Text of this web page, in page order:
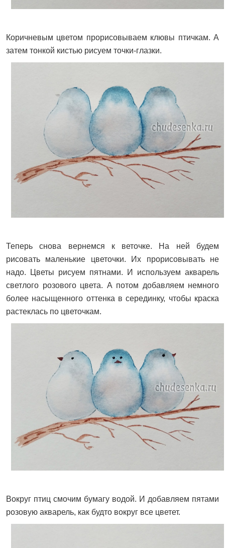
Коричневым цветом прорисовываем клювы птичкам. А
затем тонкой кистью рисуем точки-глазки.
Теперь снова вернемся к веточке. На ней будем
рисовать маленькие цветочки. Их прорисовывать не
надо. Цветы рисуем пятнами. И используем акварель
светлого розового цвета. А потом добавляем немного
более насыщенного оттенка в серединку, чтобы краска
растеклась по цветочкам.
Вокруг птиц смочим бумагу водой. И добавляем пятами
розовую акварель, как будто вокруг все цветет.